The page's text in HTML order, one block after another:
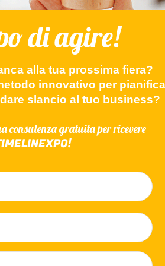
alla tua prossima fiera?
innovativo per
slancio al tuo business?
consulenza gratuita per ricevere
di agire!